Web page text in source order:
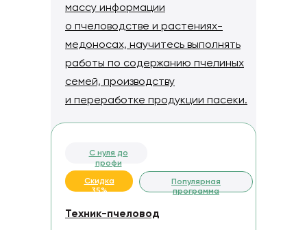
Техник-пчеловод
С нуля до
профи
Популярная
программа
Скидка
35%
массу информации
о пчеловодстве и растениях-
медоносах, научитесь выполнять
работы по содержанию пчелиных
семей, производству
и переработке продукции пасеки.